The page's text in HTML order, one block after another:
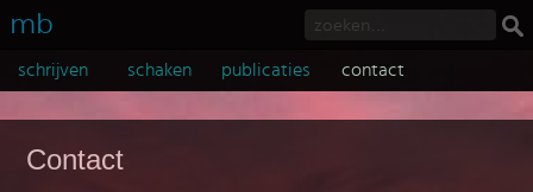
mb
schrijven schaken publicaties contact
Contact